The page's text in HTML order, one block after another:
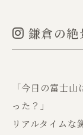
鎌倉の
「今日の富士
った？」
リアルタイムな